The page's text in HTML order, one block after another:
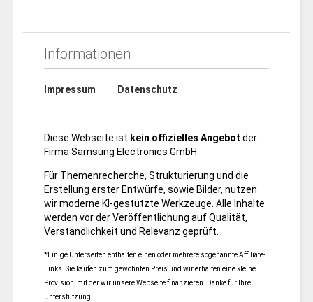
Informationen
Impressum Datenschutz
Diese Webseite ist kein offizielles Angebot der
Firma Samsung Electronics GmbH
Für Themenrecherche, Strukturierung und die
Erstellung erster Entwürfe, sowie Bilder, nutzen
wir moderne KI-gestützte Werkzeuge. Alle Inhalte
werden vor der Veröffentlichung auf Qualität,
Verständlichkeit und Relevanz geprüft.
*Einige Unterseiten enthalten einen oder mehrere sogenannte Affiliate-
Links. Sie kaufen zum gewohnten Preis und wir erhalten eine kleine
Provision, mit der wir unsere Webseite finanzieren. Danke für Ihre
Unterstützung!